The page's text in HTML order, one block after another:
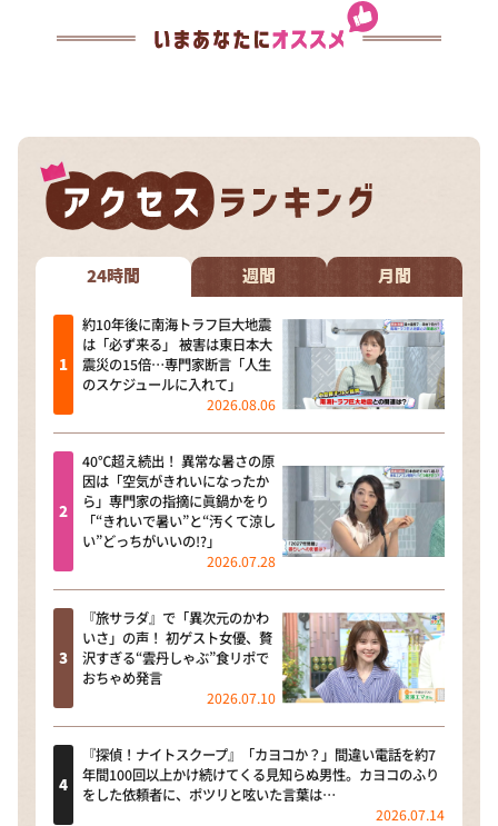
24時間 週間 月間
約10年後に南海トラフ巨大地震
は「必ず来る」 被害は東日本大
震災の15倍…専門家断言「人生
のスケジュールに入れて」
2026.08.06
40℃超え続出！ 異常な暑さの原
因は「空気がきれいになったか
ら」専門家の指摘に眞鍋かをり
「“きれいで暑い”と“汚くて涼し
い”どっちがいいの!?」
2026.07.28
『旅サラダ』で「異次元のかわ
いさ」の声！ 初ゲスト女優、贅
沢すぎる“雲丹しゃぶ”食リポで
おちゃめ発言
2026.07.10
『探偵！ナイトスクープ』「カヨコか？」間違い電話を約7
年間100回以上かけ続けてくる見知らぬ男性。カヨコのふり
をした依頼者に、ポツリと呟いた言葉は…
2026.07.14